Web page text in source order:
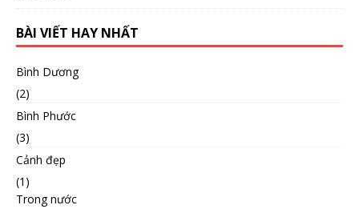
BÀI VIẾT HAY NHẤT
Bình Dương
(2)
Bình Phước
(3)
Cảnh đẹp
(1)
Trong nước